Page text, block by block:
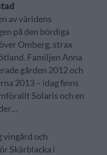
av världens
på den bördiga
Omberg, strax
Familjen Anna
gården 2012 och
2013 – idag finns
Solaris och en
vingård och
Skärblacka i